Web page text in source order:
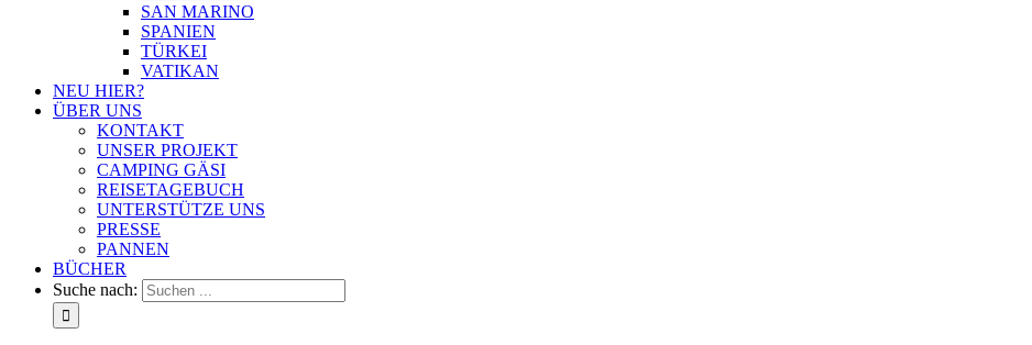
SAN MARINO
SPANIEN
TÜRKEI
VATIKAN
NEU HIER?
ÜBER UNS
KONTAKT
UNSER PROJEKT
CAMPING GÄSI
REISETAGEBUCH
UNTERSTÜTZE UNS
PRESSE
PANNEN
BÜCHER
Suche nach: